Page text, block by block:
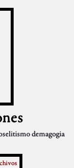
demagogia